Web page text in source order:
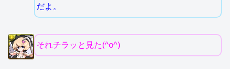
だよ。
それチラッと見た(^o^)